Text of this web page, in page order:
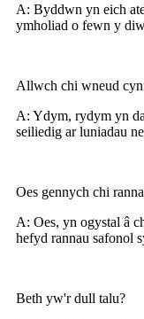
A: Byddwn yn eich
ymholiad o fewn y
Allwch chi wneud
A: Ydym, rydym yn
seiliedig ar luniadau
Oes gennych chi
A: Oes, yn ogystal â
hefyd rannau safonol
Beth yw'r dull talu?